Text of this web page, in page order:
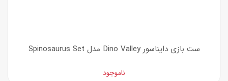
ست بازی دایناسور Dino Valley مدل Spinosaurus Set
ناموجود